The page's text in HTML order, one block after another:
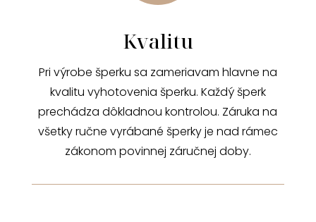
Kvalitu
Pri výrobe šperku sa zameriavam hlavne na
kvalitu vyhotovenia šperku. Každý šperk
prechádza dôkladnou kontrolou. Záruka na
všetky ručne vyrábané šperky je nad rámec
zákonom povinnej záručnej doby.